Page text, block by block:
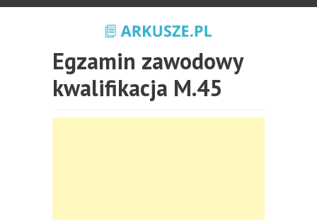
Egzamin zawodowy
kwalifikacja M.45